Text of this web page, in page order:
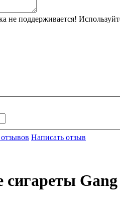
не поддерживается!
Написать отзыв